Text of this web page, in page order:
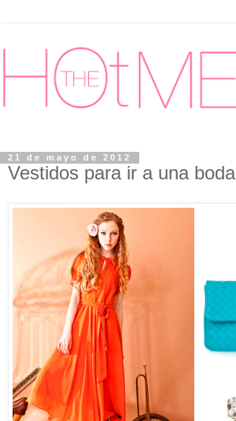
21 de mayo de 2012
Vestidos para ir a una boda